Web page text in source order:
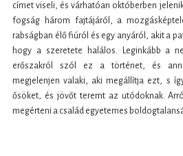
címet viseli, és várhatóan októberben
fogság három fajtájáról, a
rabságban élő fiúról és egy anyáról, akit a
hogy a szeretete halálos. Leginkább a
erőszakról szól ez a történet, és
megjelenjen valaki, aki megállítja ezt, s
ősöket, és jövőt teremt az utódoknak.
megérteni a család egyetemes